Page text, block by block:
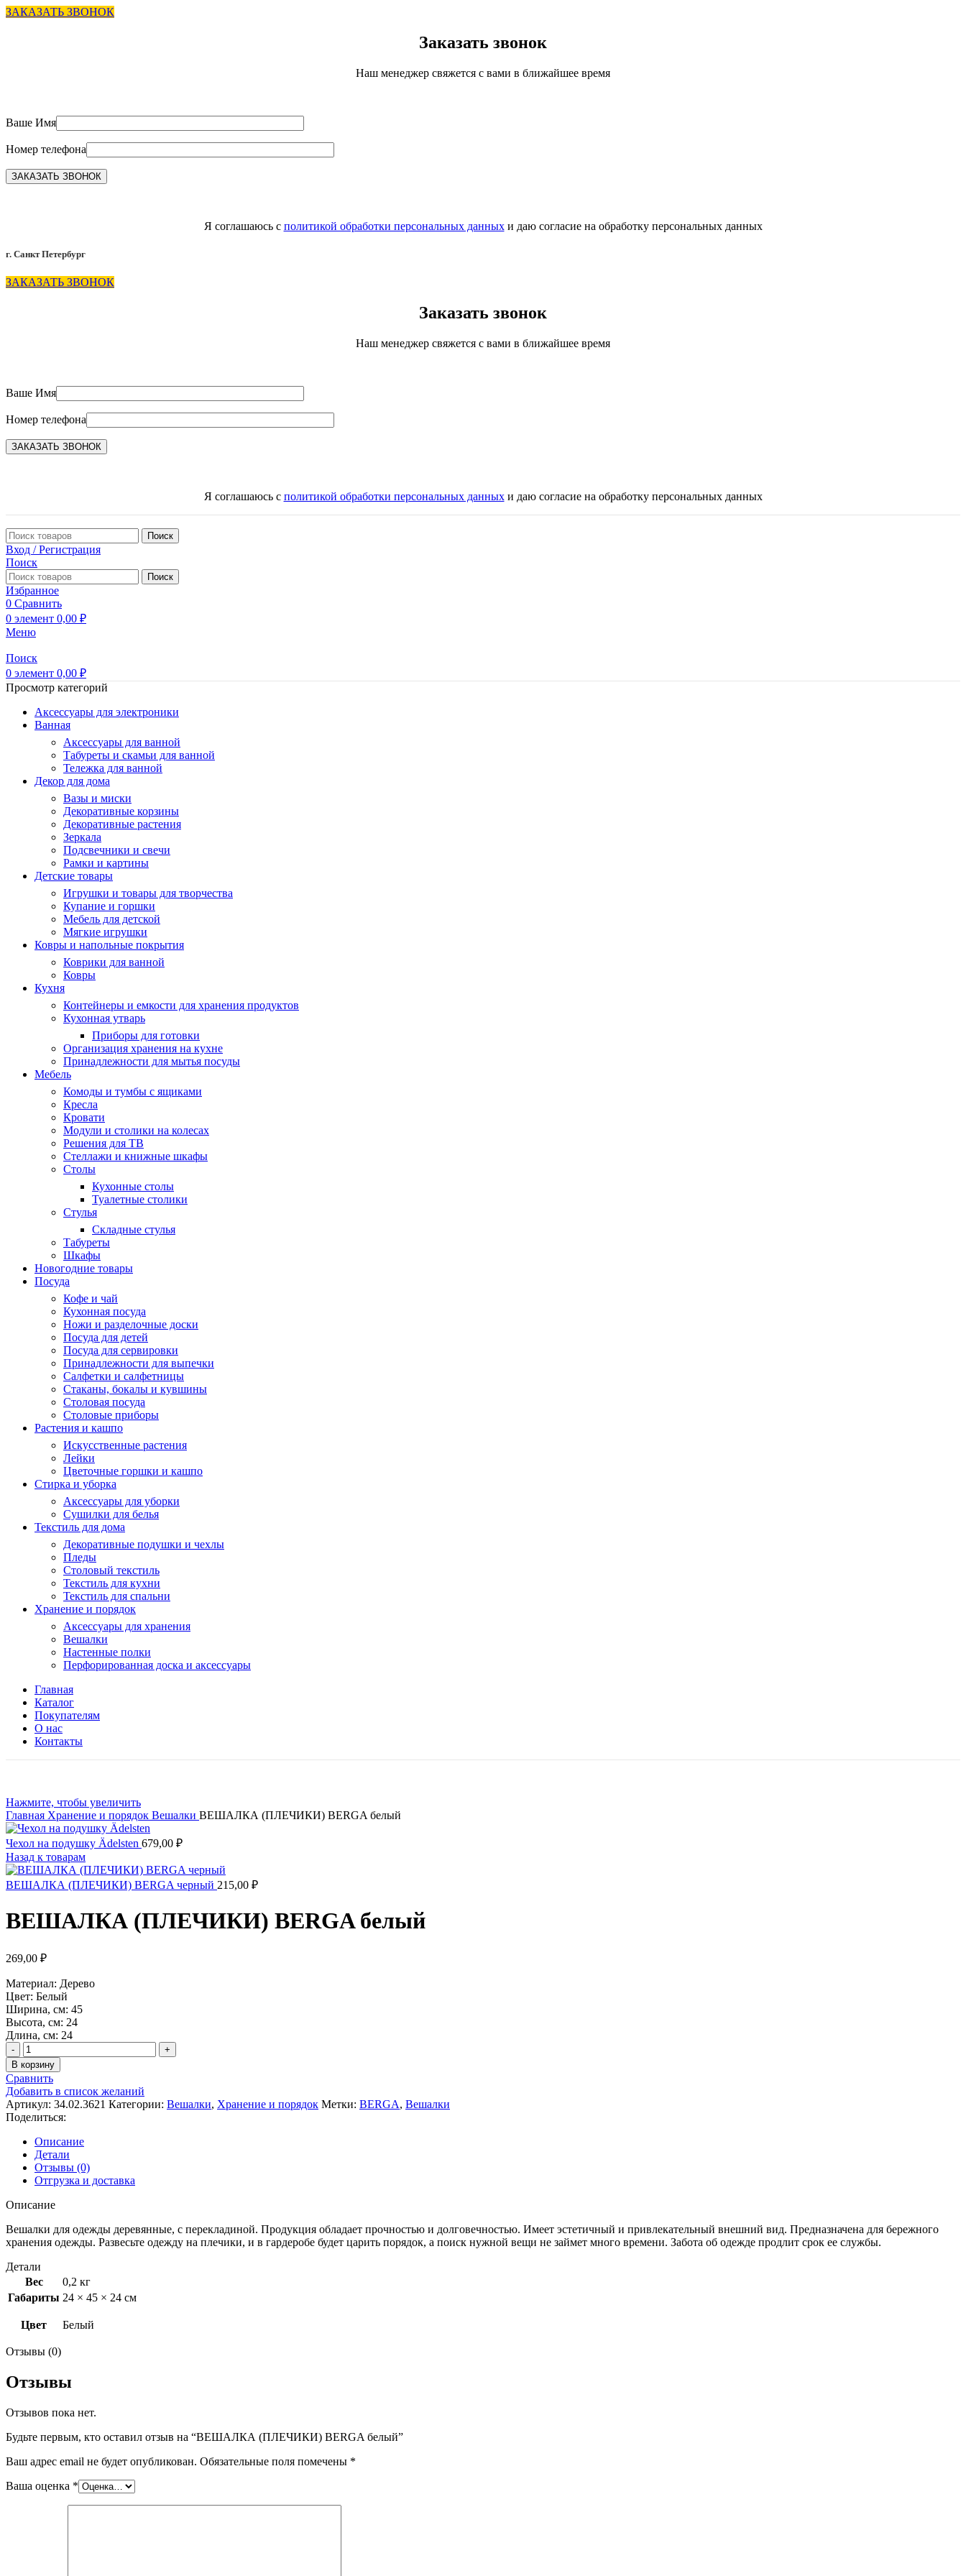
ЗАКАЗАТЬ ЗВОНОК
Заказать звонок
Наш менеджер свяжется с вами в ближайшее время
Ваше Имя
Номер телефона
Я соглашаюсь с политикой обработки персональных данныхи даю согласие на обработку персональных данных
г. Санкт Петербург
ЗАКАЗАТЬ ЗВОНОК
Заказать звонок
Наш менеджер свяжется с вами в ближайшее время
Ваше Имя
Номер телефона
Я соглашаюсь с политикой обработки персональных данныхи даю согласие на обработку персональных данных
Поиск
Вход / Регистрация
Поиск
Поиск
Избранное
0 Сравнить
0 элемент 0,00 ₽
Меню
Поиск
0 элемент 0,00 ₽
Просмотр категорий
Аксессуары для электроники
Ванная
Аксессуары для ванной
Табуреты и скамьи для ванной
Тележка для ванной
Декор для дома
Вазы и миски
Декоративные корзины
Декоративные растения
Зеркала
Подсвечники и свечи
Рамки и картины
Детские товары
Игрушки и товары для творчества
Купание и горшки
Мебель для детской
Мягкие игрушки
Ковры и напольные покрытия
Коврики для ванной
Ковры
Кухня
Контейнеры и емкости для хранения продуктов
Кухонная утварь
Приборы для готовки
Организация хранения на кухне
Принадлежности для мытья посуды
Мебель
Комоды и тумбы с ящиками
Кресла
Кровати
Модули и столики на колесах
Решения для ТВ
Стеллажи и книжные шкафы
Столы
Кухонные столы
Туалетные столики
Стулья
Складные стулья
Табуреты
Шкафы
Новогодние товары
Посуда
Кофе и чай
Кухонная посуда
Ножи и разделочные доски
Посуда для детей
Посуда для сервировки
Принадлежности для выпечки
Салфетки и салфетницы
Стаканы, бокалы и кувшины
Столовая посуда
Столовые приборы
Растения и кашпо
Искусственные растения
Лейки
Цветочные горшки и кашпо
Стирка и уборка
Аксессуары для уборки
Сушилки для белья
Текстиль для дома
Декоративные подушки и чехлы
Пледы
Столовый текстиль
Текстиль для кухни
Текстиль для спальни
Хранение и порядок
Аксессуары для хранения
Вешалки
Настенные полки
Перфорированная доска и аксессуары
Главная
Каталог
Покупателям
О нас
Контакты
Нажмите, чтобы увеличить
Главная Хранение и порядок Вешалки ВЕШАЛКА (ПЛЕЧИКИ) BERGA белый
Чехол на подушку Ädelsten 679,00 ₽
Назад к товарам
ВЕШАЛКА (ПЛЕЧИКИ) BERGA черный 215,00 ₽
ВЕШАЛКА (ПЛЕЧИКИ) BERGA белый
269,00 ₽
Материал: Дерево
Цвет: Белый
Ширина, см: 45
Высота, см: 24
Длина, см: 24
Количество
товара
ВЕШАЛКА
(ПЛЕЧИКИ)
BERGA
белый
В корзину
Сравнить
Добавить в список желаний
Артикул: 34.02.3621 Категории: Вешалки, Хранение и порядок Метки: BERGA, Вешалки
Поделиться:
Описание
Детали
Отзывы (0)
Отгрузка и доставка
Описание
Вешалки для одежды деревянные, с перекладиной. Продукция обладает прочностью и долговечностью. Имеет эстетичный и привлекательный внешний вид. Предназначена для бережного
хранения одежды. Развесьте одежду на плечики, и в гардеробе будет царить порядок, а поиск нужной вещи не займет много времени. Забота об одежде продлит срок ее службы.
Детали
Вес
0,2 кг
Габариты 24 × 45 × 24 см
Цвет Белый
Отзывы (0)
Отзывы
Отзывов пока нет.
Будьте первым, кто оставил отзыв на “ВЕШАЛКА (ПЛЕЧИКИ) BERGA белый”
Ваш адрес email не будет опубликован. Обязательные поля помечены *
Ваша оценка *